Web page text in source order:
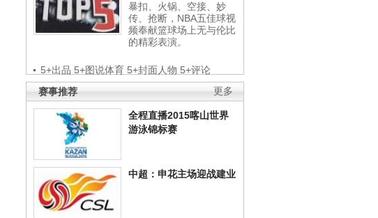
暴扣、火锅、空接、妙
传、抢断，NBA五佳球视
频奉献篮球场上无与伦比
的精彩表演。
5+出品 5+图说体育 5+封面人物 5+评论
更多
赛事推荐
全程直播2015喀山世界
游泳锦标赛
中超：申花主场迎战建业